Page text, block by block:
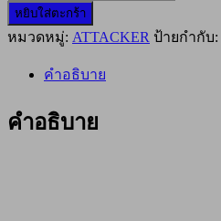
โย
กุ้ง
“NEON
#04-
หยิบใส่ตะกร้า
หมวดหมู่: ATTACKER ป้ายกำกับ:
คำอธิบาย
คำอธิบาย